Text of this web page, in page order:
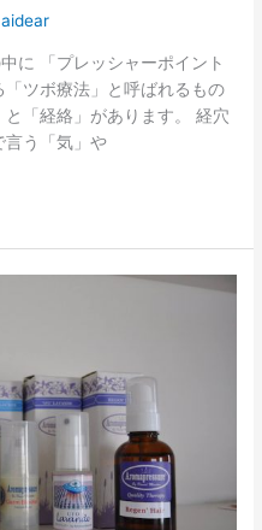
aidear
に 「プレッシャーポイント
ツボ療法」と呼ばれるもの
「経絡」があります。 経穴
言う「気」や